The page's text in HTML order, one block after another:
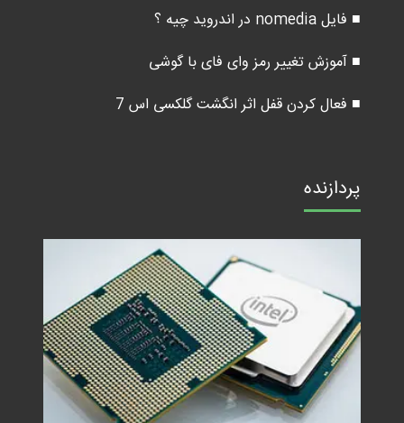
■ فایل nomedia در اندروید چیه ؟
■ آموزش تغییر رمز وای فای با گوشی
■ فعال کردن قفل اثر انگشت گلکسی اس 7
پردازنده